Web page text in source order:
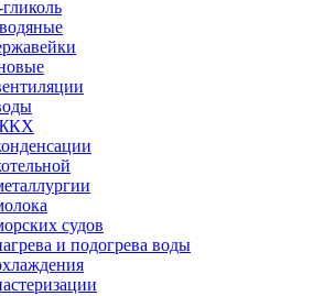
судов
и подогрева воды